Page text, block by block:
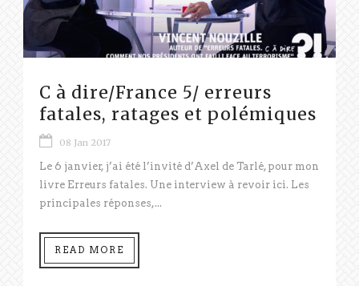
C à dire/France 5/ erreurs
fatales, ratages et polémiques
08 Jan 2017
Le 6 janvier, j’ai été l’invité d’Axel de Tarlé, pour mon
livre Erreurs fatales. Une interview à revoir ici. Les
principales réponses,...
READ MORE